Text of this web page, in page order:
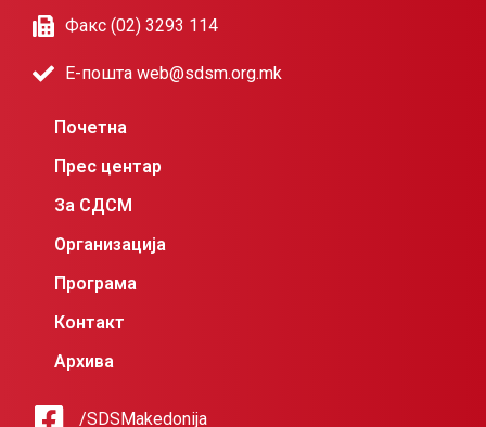
Факс (02) 3293 114
Е-пошта web@sdsm.org.mk
Почетна
Прес центар
За СДСМ
Организација
Програма
Контакт
Архива
/SDSMakedonija